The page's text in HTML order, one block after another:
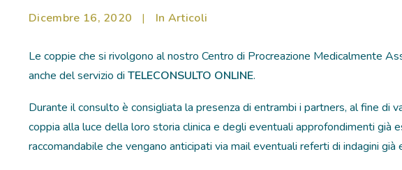
Dicembre 16, 2020 | In Articoli
Le coppie che si rivolgono al nostro Centro di Procreazione Medicalmente
anche del servizio di TELECONSULTO ONLINE.
Durante il consulto è consigliata la presenza di entrambi i partners, al fine di
coppia alla luce della loro storia clinica e degli eventuali approfondimenti già
raccomandabile che vengano anticipati via mail eventuali referti di indagini già